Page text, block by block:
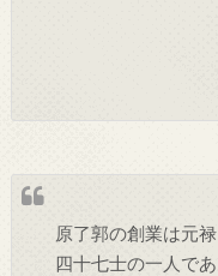
原了郭の創業は元
四十七士の一人で